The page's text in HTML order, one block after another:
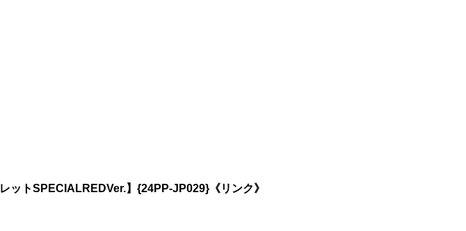
ットSPECIALREDVer.】{24PP-JP029}《リンク》